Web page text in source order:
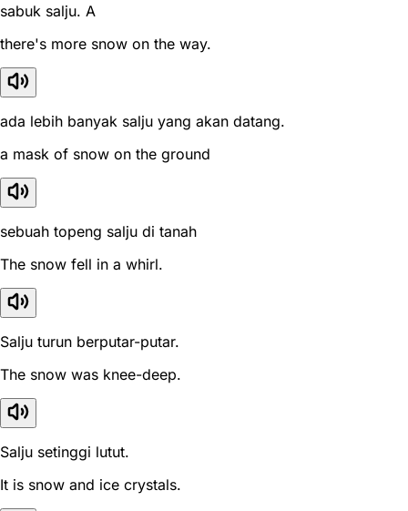
sabuk salju. A
there's more snow on the way.
ada lebih banyak salju yang akan datang.
a mask of snow on the ground
sebuah topeng salju di tanah
The snow fell in a whirl.
Salju turun berputar-putar.
The snow was knee-deep.
Salju setinggi lutut.
It is snow and ice crystals.